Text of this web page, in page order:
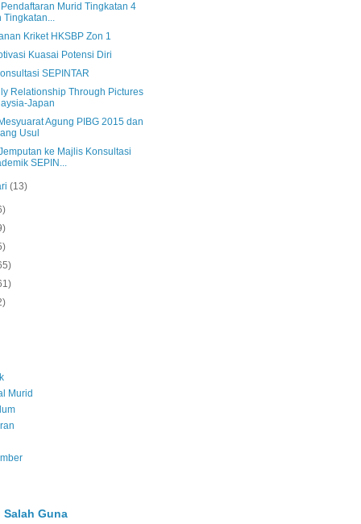
Murid Tingkatan 4
Tingkatan...
Kriket HKSBP Zon 1
Kuasai Potensi Diri
SEPINTAR
Relationship Through Pictures
Japan
Agung PIBG 2015 dan
Usul
ke Majlis Konsultasi
SEPIN...
(13)
Murid
Guna